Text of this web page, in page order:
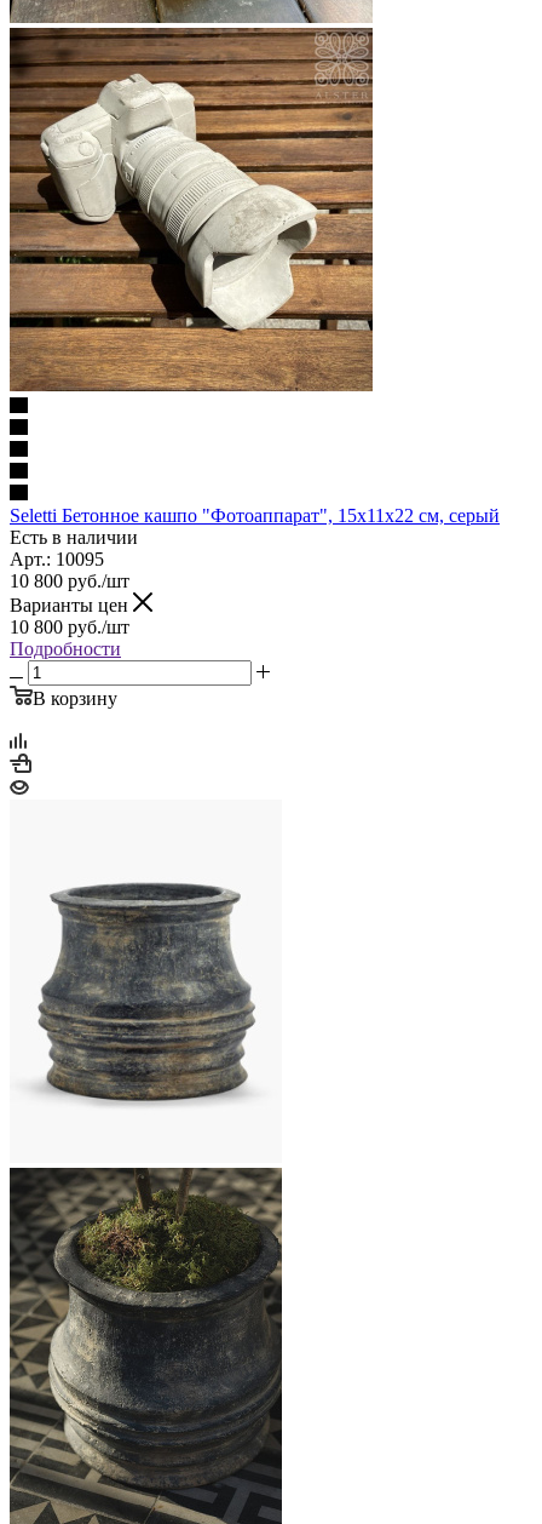
Seletti Бетонное кашпо "Фотоаппарат", 15x11х22 см, серый
Есть в наличии
Арт.: 10095
10 800 руб./шт
Варианты цен
10 800 руб./шт
Подробности
В корзину